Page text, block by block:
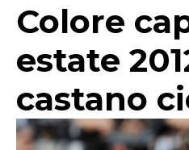
Colore
estate
castano